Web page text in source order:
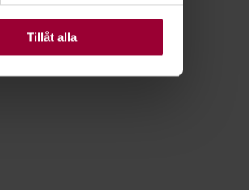
Vissa kakor är
Tillåt alla